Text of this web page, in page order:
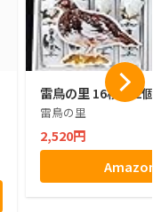
雷鳥の里 16枚入 2個
雷鳥の里
2,520円
Amazon